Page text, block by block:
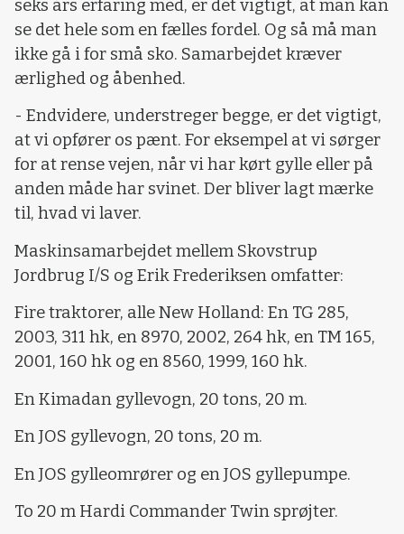
seks års erfaring med, er det vigtigt, at man kan
se det hele som en fælles fordel. Og så må man
ikke gå i for små sko. Samarbejdet kræver
ærlighed og åbenhed.
- Endvidere, understreger begge, er det vigtigt,
at vi opfører os pænt. For eksempel at vi sørger
for at rense vejen, når vi har kørt gylle eller på
anden måde har svinet. Der bliver lagt mærke
til, hvad vi laver.
Maskinsamarbejdet mellem Skovstrup
Jordbrug I/S og Erik Frederiksen omfatter:
Fire traktorer, alle New Holland: En TG 285,
2003, 311 hk, en 8970, 2002, 264 hk, en TM 165,
2001, 160 hk og en 8560, 1999, 160 hk.
En Kimadan gyllevogn, 20 tons, 20 m.
En JOS gyllevogn, 20 tons, 20 m.
En JOS gylleomrører og en JOS gyllepumpe.
To 20 m Hardi Commander Twin sprøjter.